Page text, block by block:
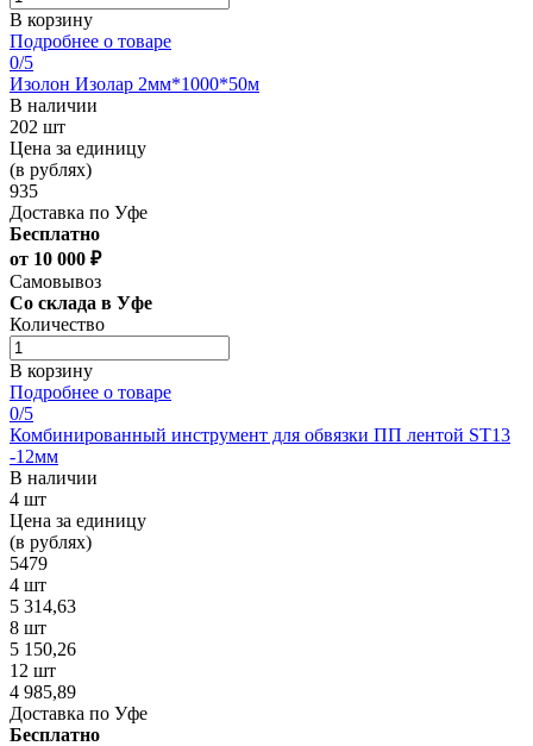
В корзину
Подробнее о товаре
0/5
Изолон Изолар 2мм*1000*50м
В наличии
202 шт
Цена за единицу
(в рублях)
935
Доставка по Уфе
Бесплатно
от 10 000 ₽
Самовывоз
Со склада в Уфе
Количество
В корзину
Подробнее о товаре
0/5
Комбинированный инструмент для обвязки ПП лентой ST13
-12мм
В наличии
4 шт
Цена за единицу
(в рублях)
5479
4 шт
5 314,63
8 шт
5 150,26
12 шт
4 985,89
Доставка по Уфе
Бесплатно